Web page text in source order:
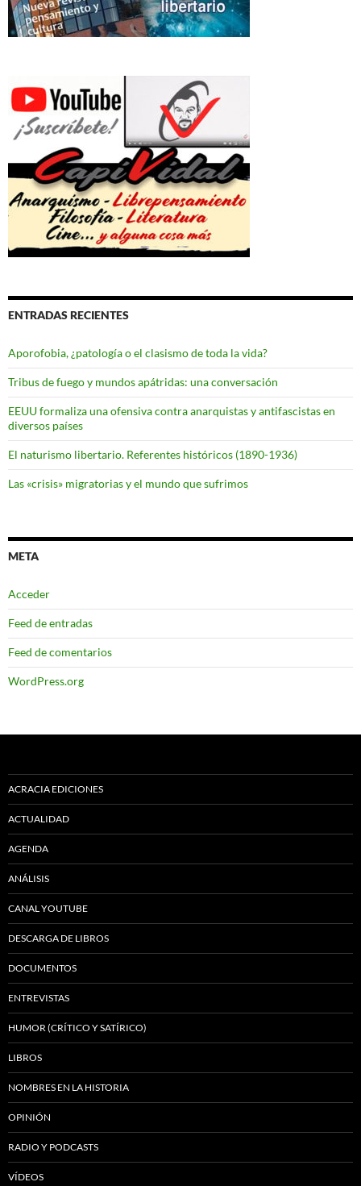
ENTRADAS RECIENTES
Aporofobia, ¿patología o el clasismo de toda la vida?
Tribus de fuego y mundos apátridas: una conversación
EEUU formaliza una ofensiva contra anarquistas y antifascistas en
diversos países
El naturismo libertario. Referentes históricos (1890-1936)
Las «crisis» migratorias y el mundo que sufrimos
META
Acceder
Feed de entradas
Feed de comentarios
WordPress.org
ACRACIA EDICIONES
ACTUALIDAD
AGENDA
ANÁLISIS
CANAL YOUTUBE
DESCARGA DE LIBROS
DOCUMENTOS
ENTREVISTAS
HUMOR (CRÍTICO Y SATÍRICO)
LIBROS
NOMBRES EN LA HISTORIA
OPINIÓN
RADIO Y PODCASTS
VÍDEOS